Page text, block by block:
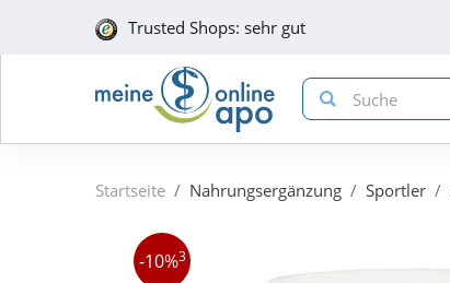
Trusted Shops: sehr gut
Startseite Nahrungsergänzung Sportler
-10%3